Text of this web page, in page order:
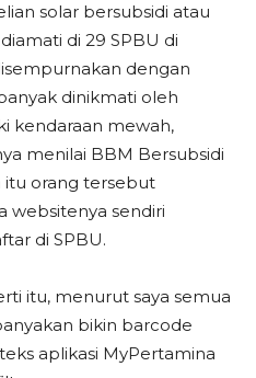
solar bersubsidi atau
di 29 SPBU di
dengan
dinikmati oleh
kendaraan mewah,
menilai BBM Bersubsidi
itu orang tersebut
sendiri
di SPBU.
itu, menurut saya semua
bikin barcode
aplikasi MyPertamina